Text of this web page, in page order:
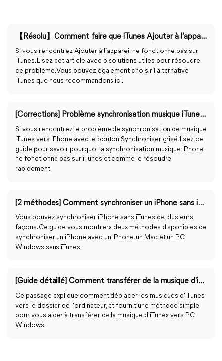
【Résolu】Comment faire que iTunes Ajouter à l’appareil ne fonctionnes pas ?
Si vous rencontrez Ajouter à l’appareil ne fonctionne pas sur
iTunes. Lisez cet article avec 5 solutions utiles pour résoudre
ce problème. Vous pouvez également choisir l'alternative
iTunes que nous recommandons ici.
[Corrections] Problème synchronisation musique iTunes vers iPhone
Si vous rencontrez le problème de synchronisation de musique
iTunes vers iPhone avec le bouton Synchroniser grisé, lisez ce
guide pour savoir pourquoi la synchronisation musique iPhone
ne fonctionne pas sur iTunes et comme le résoudre
rapidement.
[2 méthodes] Comment synchroniser un iPhone sans iTunes ?
Vous pouvez synchroniser iPhone sans iTunes de plusieurs
façons. Ce guide vous montrera deux méthodes disponibles de
synchroniser un iPhone avec un iPhone, un Mac et un PC
Windows sans iTunes.
[Guide détaillé] Comment transférer de la musique d'iTunes vers PC ?
Ce passage explique comment déplacer les musiques d'iTunes
vers le dossier de l'ordinateur, et fournit une méthode simple
pour vous aider à transférer de la musique d'iTunes vers PC
Windows.